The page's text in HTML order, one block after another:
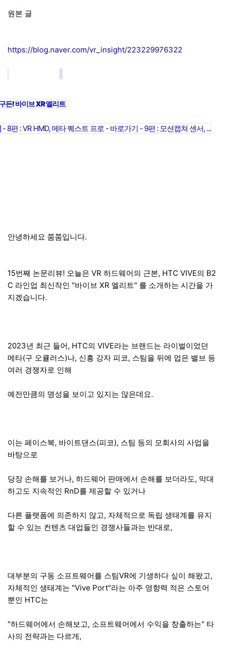
원본 글
https://blog.naver.com/vr_insight/223229976322
든! 바이브 XR 엘리트
8편 : VR HMD, 메타 퀘스트 프로 - 바로가기 - 9편 : 모션캡쳐 센서, ...
안녕하세요 쭘쭘입니다.
15번째 논문리뷰! 오늘은 VR 하드웨어의 근본, HTC VIVE의 B2
C 라인업 최신작인 "바이브 XR 엘리트" 를 소개하는 시간을 가
지겠습니다.
2023년 최근 들어, HTC의 VIVE라는 브랜드는 라이벌이었던
메타(구 오큘러스)나, 신흥 강자 피코, 스팀을 뒤에 업은 밸브 등
여러 경쟁자로 인해
예전만큼의 명성을 보이고 있지는 않은데요.
이는 페이스북, 바이트댄스(피코), 스팀 등의 모회사의 사업을
바탕으로
당장 손해를 보거나, 하드웨어 판매에서 손해를 보더라도, 막대
하고도 지속적인 RnD를 제공할 수 있거나
다른 플랫폼에 의존하지 않고, 자체적으로 독립 생태계를 유지
할 수 있는 컨텐츠 대업들인 경쟁사들과는 반대로,
대부분의 구동 소프트웨어를 스팀VR에 기생하다 싶이 해왔고,
자체적인 생태계는 "Vive Port"라는 아주 영향력 적은 스토어
뿐인 HTC는
"하드웨어에서 손해보고, 소프트웨어에서 수익을 창출하는" 타
사의 전략과는 다르게,